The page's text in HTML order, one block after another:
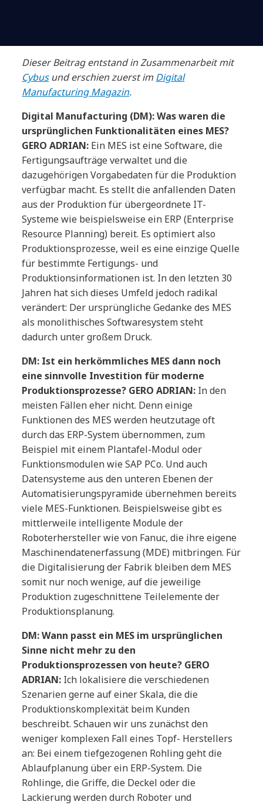
Dieser Beitrag entstand in Zusammenarbeit mit
Cybusund erschien zuerst imDigital
Manufacturing Magazin.
Digital Manufacturing (DM): Was waren die
ursprünglichen Funktionalitäten eines MES?
GERO ADRIAN: Ein MES ist eine Software, die
Fertigungsaufträge verwaltet und die
dazugehörigen Vorgabedaten für die Produktion
verfügbar macht. Es stellt die anfallenden Daten
aus der Produktion für übergeordnete IT-
Systeme wie beispielsweise ein ERP (Enterprise
Resource Planning) bereit. Es optimiert also
Produktionsprozesse, weil es eine einzige Quelle
für bestimmte Fertigungs- und
Produktionsinformationen ist. In den letzten 30
Jahren hat sich dieses Umfeld jedoch radikal
verändert: Der ursprüngliche Gedanke des MES
als monolithisches Softwaresystem steht
dadurch unter großem Druck.
DM: Ist ein herkömmliches MES dann noch
eine sinnvolle Investition für moderne
Produktionsprozesse? GERO ADRIAN: In den
meisten Fällen eher nicht. Denn einige
Funktionen des MES werden heutzutage oft
durch das ERP-System übernommen, zum
Beispiel mit einem Plantafel-Modul oder
Funktionsmodulen wie SAP PCo. Und auch
Datensysteme aus den unteren Ebenen der
Automatisierungspyramide übernehmen bereits
viele MES-Funktionen. Beispielsweise gibt es
mittlerweile intelligente Module der
Roboterhersteller wie von Fanuc, die ihre eigene
Maschinendatenerfassung (MDE) mitbringen. Für
die Digitalisierung der Fabrik bleiben dem MES
somit nur noch wenige, auf die jeweilige
Produktion zugeschnittene Teilelemente der
Produktionsplanung.
DM: Wann passt ein MES im ursprünglichen
Sinne nicht mehr zu den
Produktionsprozessen von heute? GERO
ADRIAN: Ich lokalisiere die verschiedenen
Szenarien gerne auf einer Skala, die die
Produktionskomplexität beim Kunden
beschreibt. Schauen wir uns zunächst den
weniger komplexen Fall eines Topf- Herstellers
an: Bei einem tiefgezogenen Rohling geht die
Ablaufplanung über ein ERP-System. Die
Rohlinge, die Griffe, die Deckel oder die
Lackierung werden durch Roboter und